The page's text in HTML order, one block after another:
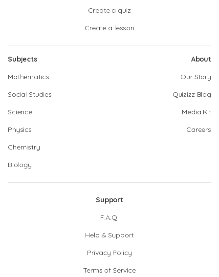
Create a quiz
Create a lesson
Subjects
Mathematics
Social Studies
Science
Physics
Chemistry
Biology
About
Our Story
Quizizz Blog
Media Kit
Careers
Support
F.A.Q.
Help & Support
Privacy Policy
Terms of Service